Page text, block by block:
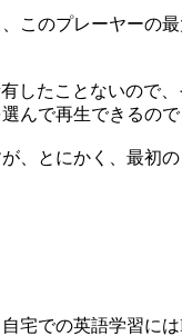
このプレーヤーの
したことないので
んで再生できるの
、とにかく、最初
宅での英語学習に